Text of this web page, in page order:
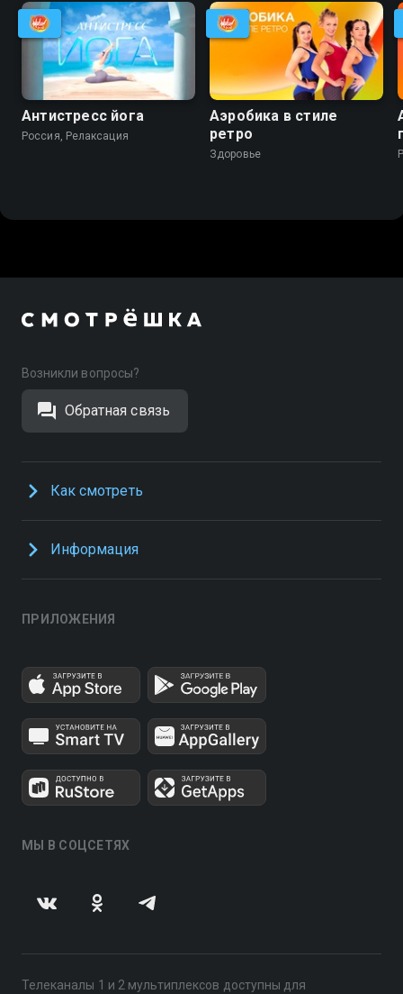
Антистресс йога
Россия, Релаксация
Аэробика в стиле
ретро
Здоровье
Возникли вопросы?
Обратная связь
Как смотреть
Информация
ПРИЛОЖЕНИЯ
МЫ В СОЦСЕТЯХ
Телеканалы 1 и 2 мультиплексов доступны для